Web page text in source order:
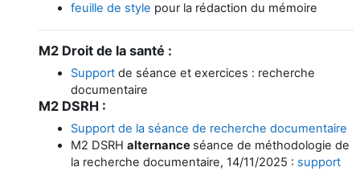
feuille de style pour la rédaction du mémoire
M2 Droit de la santé :
Support de séance et exercices : recherche
documentaire
M2 DSRH :
Support de la séance de recherche documentaire
M2 DSRH alternance séance de méthodologie de
la recherche documentaire, 14/11/2025 : support